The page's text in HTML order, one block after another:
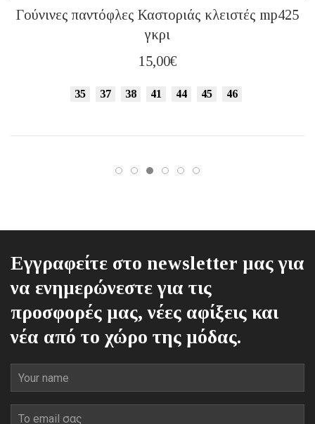
το
προϊόν
έχει
παραλλαγές.
μπορούν
επιλεγούν
Γούνινες παντόφλες Καστοριάς κλειστές mp425
γκρι
15,00€
35 37 38 41 44 45 46
Εγγραφείτε στο newsletter μας για
να ενημερώνεστε για τις
προσφορές μας, νέες αφίξεις και
νέα από το χώρο της μόδας.